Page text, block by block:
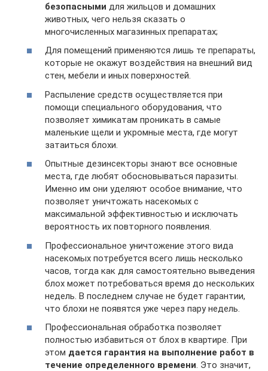
безопасными для жильцов и домашних
животных, чего нельзя сказать о
многочисленных магазинных препаратах;
Для помещений применяются лишь те препараты,
которые не окажут воздействия на внешний вид
стен, мебели и иных поверхностей.
Распыление средств осуществляется при
помощи специального оборудования, что
позволяет химикатам проникать в самые
маленькие щели и укромные места, где могут
затаиться блохи.
Опытные дезинсекторы знают все основные
места, где любят обосновываться паразиты.
Именно им они уделяют особое внимание, что
позволяет уничтожать насекомых с
максимальной эффективностью и исключать
вероятность их повторного появления.
Профессиональное уничтожение этого вида
насекомых потребуется всего лишь несколько
часов, тогда как для самостоятельно выведения
блох может потребоваться время до нескольких
недель. В последнем случае не будет гарантии,
что блохи не появятся уже через пару недель.
Профессиональная обработка позволяет
полностью избавиться от блох в квартире. При
этом дается гарантия на выполнение работ в
течение определенного времени. Это значит,